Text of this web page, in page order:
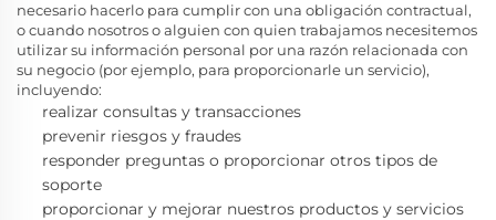
necesario hacerlo para cumplir con una obligación contractual,
o cuando nosotros o alguien con quien trabajamos necesitemos
utilizar su información personal por una razón relacionada con
su negocio (por ejemplo, para proporcionarle un servicio),
incluyendo:
realizar consultas y transacciones
prevenir riesgos y fraudes
responder preguntas o proporcionar otros tipos de
soporte
proporcionar y mejorar nuestros productos y servicios